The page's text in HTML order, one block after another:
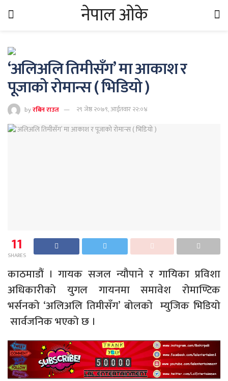
नेपाल ओके
‘अलिअलि तिमीसँग’ मा आकाश र
पूजाको रोमान्स ( भिडियो )
byरबिन राउत २९ जेष्ठ २०७९, आईतवार २२:०४
11
SHARES
काठमाडौं । गायक सजल न्यौपाने र गायिका प्रविशा
अधिकारीको युगल गायनमा समावेश रोमाण्टिक
भर्सनको ‘अलिअलि तिमीसँग’ बोलको म्युजिक भिडियो
सार्वजनिक भएको छ ।